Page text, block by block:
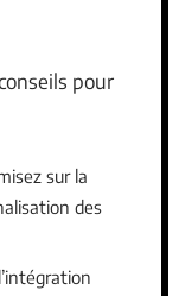
pour
sur la
des